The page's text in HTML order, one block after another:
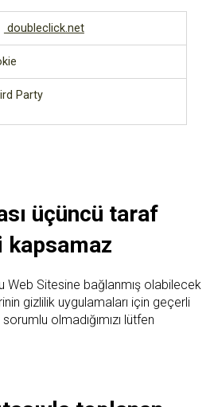
doubleclick.net
Party
üçüncü taraf
kapsamaz
Web Sitesine bağlanmış olabilecek
gizlilik uygulamaları için geçerli
olmadığımızı lütfen